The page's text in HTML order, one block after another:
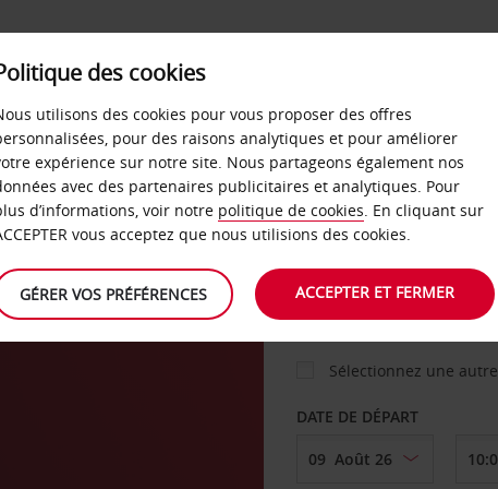
LIBRE-SERVICE
VOITURE
AGENCE DE DÉPART
Sélectionnez une
DATE DE DÉPART
des cookies
utilisons des cookies pour vous proposer des offres
pour des raisons analytiques et pour améliorer
expérience sur notre site. Nous partageons également nos
avec des partenaires publicitaires et analytiques. Pour
d’informations, voir notre politique de cookies. En cliquant sur
vous acceptez que nous utilisions des cookies.
GÉRER VOS PRÉFÉRENCES ACCEPTER ET FERMER